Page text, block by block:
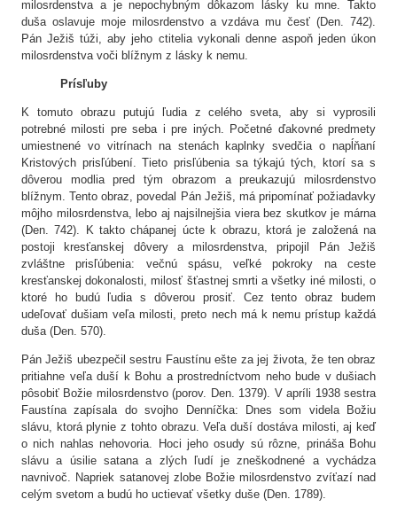
milosrdenstva a je nepochybným dôkazom lásky ku mne. Takto
duša oslavuje moje milosrdenstvo a vzdáva mu česť (Den. 742).
Pán Ježiš túži, aby jeho ctitelia vykonali denne aspoň jeden úkon
milosrdenstva voči blížnym z lásky k nemu.
Prísľuby
K tomuto obrazu putujú ľudia z celého sveta, aby si vyprosili
potrebné milosti pre seba i pre iných. Početné ďakovné predmety
umiestnené vo vitrínach na stenách kaplnky svedčia o napĺňaní
Kristových prisľúbení. Tieto prisľúbenia sa týkajú tých, ktorí sa s
dôverou modlia pred tým obrazom a preukazujú milosrdenstvo
blížnym. Tento obraz, povedal Pán Ježiš, má pripomínať požiadavky
môjho milosrdenstva, lebo aj najsilnejšia viera bez skutkov je márna
(Den. 742). K takto chápanej úcte k obrazu, ktorá je založená na
postoji kresťanskej dôvery a milosrdenstva, pripojil Pán Ježiš
zvláštne prisľúbenia: večnú spásu, veľké pokroky na ceste
kresťanskej dokonalosti, milosť šťastnej smrti a všetky iné milosti, o
ktoré ho budú ľudia s dôverou prosiť. Cez tento obraz budem
udeľovať dušiam veľa milosti, preto nech má k nemu prístup každá
duša (Den. 570).
Pán Ježiš ubezpečil sestru Faustínu ešte za jej života, že ten obraz
pritiahne veľa duší k Bohu a prostredníctvom neho bude v dušiach
pôsobiť Božie milosrdenstvo (porov. Den. 1379). V apríli 1938 sestra
Faustína zapísala do svojho Denníčka: Dnes som videla Božiu
slávu, ktorá plynie z tohto obrazu. Veľa duší dostáva milosti, aj keď
o nich nahlas nehovoria. Hoci jeho osudy sú rôzne, prináša Bohu
slávu a úsilie satana a zlých ľudí je zneškodnené a vychádza
navnivoč. Napriek satanovej zlobe Božie milosrdenstvo zvíťazí nad
celým svetom a budú ho uctievať všetky duše (Den. 1789).